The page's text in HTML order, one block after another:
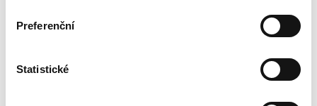
Preferenční
StatistickéViktor Kolmačka